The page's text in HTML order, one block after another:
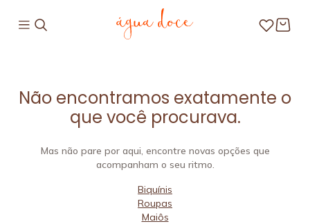
Não encontramos exatamente o
que você procurava.
Mas não pare por aqui, encontre novas opções que
acompanham o seu ritmo.
Biquínis
Roupas
Maiôs